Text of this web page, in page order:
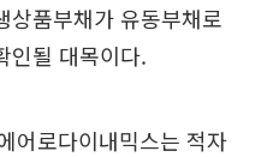
상품부채가 유동부채로
인될 대목이다.
어로다이내믹스는 적자